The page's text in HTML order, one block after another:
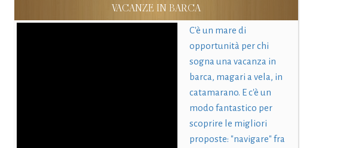
VACANZE IN BARCA
C'è un mare di
opportunità per chi
sogna una vacanza in
barca, magari a vela, in
catamarano. E c'è un
modo fantastico per
scoprire le migliori
proposte: "navigare" fra